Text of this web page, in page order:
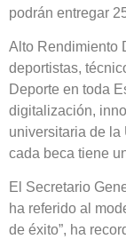
podrán entregar
Alto Rendimiento
deportistas,
Deporte en toda
digitalización,
universitaria de
cada beca tiene
El Secretario
ha referido al
de éxito”, ha